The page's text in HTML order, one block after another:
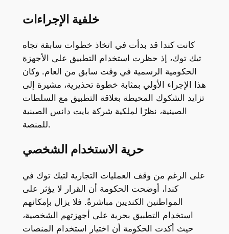
خلفية الإجراءات
كانت كندا قد بدأت في اتخاذ خطوات سابقة تجاه
تيك توك، إذ حظرت استخدام التطبيق على الأجهزة
الحكومية الرسمية في وقت سابق من العام. وكان
هذا الإجراء الأولي بمثابة خطوة تحذيرية، مشيرة إلى
تزايد الشكوك المحيطة بعلاقة التطبيق مع السلطات
الصينية، نظرًا لملكية شركة بايت دانس الصينية
للمنصة.
حرية الاستخدام الشخصي
على الرغم من وقف العمليات التجارية لتيك توك في
كندا، أوضحت الحكومة أن القرار لا يؤثر على
المواطنين الكنديين مباشرةً. فلا يزال بإمكانهم
استخدام التطبيق بحرية على أجهزتهم الشخصية،
حيث أكدت الحكومة أن اختيار استخدام المنصات